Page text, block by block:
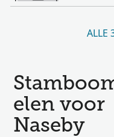
ALLE
elen voor
Naseby